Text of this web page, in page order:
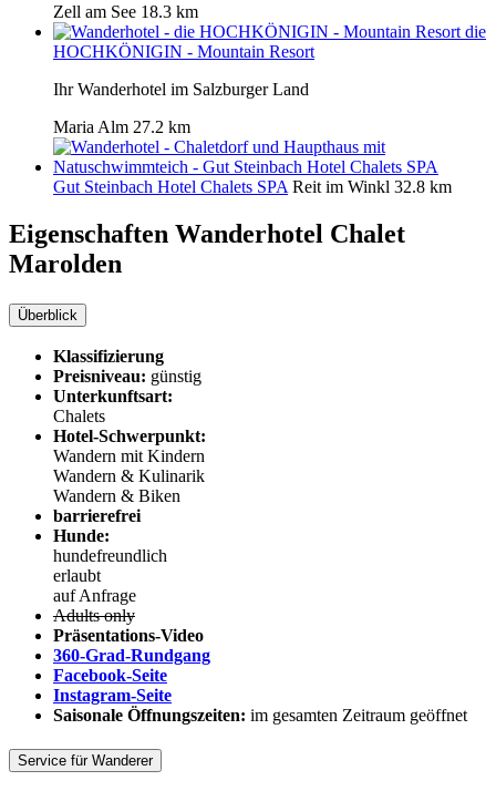
Zell am See 18.3 km
die
HOCHKÖNIGIN - Mountain Resort
Ihr Wanderhotel im Salzburger Land
Maria Alm 27.2 km
Gut Steinbach Hotel Chalets SPA Reit im Winkl 32.8 km
Eigenschaften Wanderhotel Chalet
Marolden
Überblick
Klassifizierung
Preisniveau: günstig
Unterkunftsart:
Chalets
Hotel-Schwerpunkt:
Wandern mit Kindern
Wandern & Kulinarik
Wandern & Biken
barrierefrei
Hunde:
hundefreundlich
erlaubt
auf Anfrage
Adults only
Präsentations-Video
360-Grad-Rundgang
Facebook-Seite
Instagram-Seite
Saisonale Öffnungszeiten: im gesamten Zeitraum geöffnet
Service für Wanderer